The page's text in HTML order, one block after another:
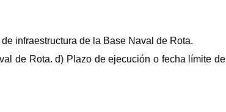
infraestructura de la Base Naval de Rota.
de Rota. d) Plazo de ejecución o fecha límite de